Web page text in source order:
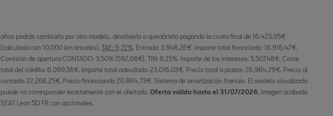
años podrás cambiarlo por otro modelo, devolverlo o quedártelo pagando la cuota final de 16.423,95€
(calculada con 10.000 km anuales). TAE: 9,72%. Entrada: 3.948,26€. Importe total financiado: 16.916,47€.
Comisión de apertura CONTADO: 3,50% (592,08€). TIN: 8,25%. Importe de los intereses: 5.507,48€. Coste
total del crédito: 6.099,56€. Importe total adeudado: 23.016,03€. Precio total a plazos: 26.964,29€. Precio al
contado: 22.268,25€. Precio financiando 20.864,73€. Sistema de amortización francés. El modelo visualizado
puede no corresponder exactamente con el ofertado. Oferta válida hasta el 31/07/2026. Imagen acabado
SEAT Leon 5D FR con opcionales.